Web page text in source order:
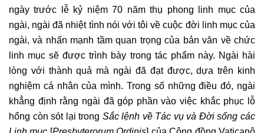
ngày trước lễ kỷ niệm 70 năm thụ phong linh mục của
ngài, ngài đã nhiệt tình nói với tôi về cuộc đời linh mục của
ngài, và nhấn mạnh tầm quan trọng của bản văn về chức
linh mục sẽ được trình bày trong tác phẩm này. Ngài hài
lòng với thành quả mà ngài đã đạt được, dựa trên kinh
nghiệm cá nhân của mình. Trong số những điều đó, ngài
khẳng định rằng ngài đã góp phần vào việc khắc phục lỗ
hổng còn sót lại trong Sắc lệnh về Tác vụ và Đời sống các